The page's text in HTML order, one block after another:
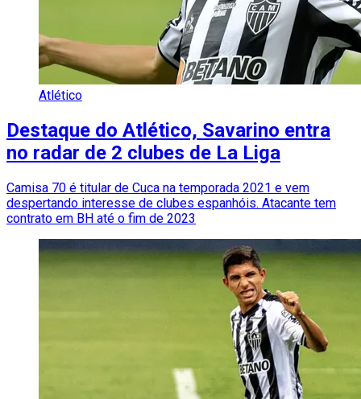
Atlético
Destaque do Atlético, Savarino entra
no radar de 2 clubes de La Liga
Camisa 70 é titular de Cuca na temporada 2021 e vem
despertando interesse de clubes espanhóis. Atacante tem
contrato em BH até o fim de 2023